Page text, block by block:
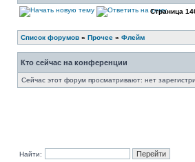
Страница
Список форумов » Прочее » Флейм
Кто сейчас на конференции
Сейчас этот форум просматривают: нет
Найти: